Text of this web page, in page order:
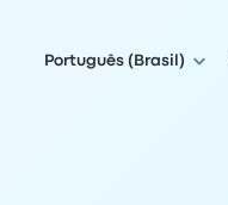
Português (Brasil)